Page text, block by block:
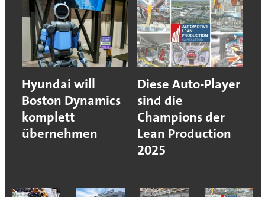
Hyundai will
Boston Dynamics
komplett
übernehmen
Diese Auto-Player
sind die
Champions der
Lean Production
2025